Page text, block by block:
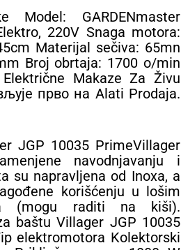
Model: GARDENmaster
220V Snaga motora:
Materijal sečiva: 65mn
Broj obrtaja: 1700 o/min
Makaze Za Živu
прво на Alati Prodaja.
JGP 10035 PrimeVillager
navodnjavanju i
su napravljena od Inoxa, a
korišćenju u lošim
(mogu raditi na kiši).
baštu Villager JGP 10035
elektromotora Kolektorski